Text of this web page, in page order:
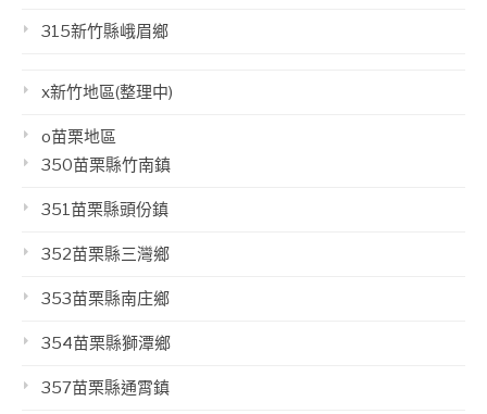
315新竹縣峨眉鄉
x新竹地區(整理中)
o苗栗地區
350苗栗縣竹南鎮
351苗栗縣頭份鎮
352苗栗縣三灣鄉
353苗栗縣南庄鄉
354苗栗縣獅潭鄉
357苗栗縣通霄鎮